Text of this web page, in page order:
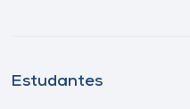
Estudantes